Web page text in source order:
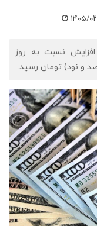
- ۱۷:۰۰
افزایش نسبت به روز